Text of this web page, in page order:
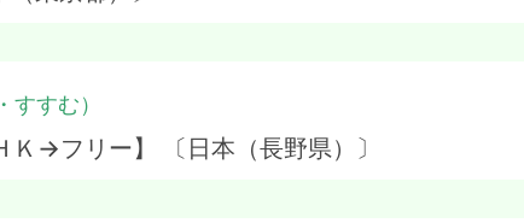
すすむ）
Ｋ→フリー】 〔日本（長野県）〕